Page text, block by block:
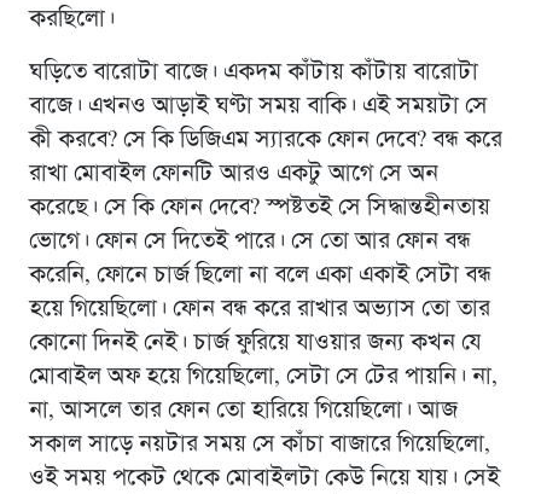
করছিলো।
ঘড়িতে বারোটা বাজে। একদম কাঁটায় কাঁটায় বারোটা
বাজে। এখনও আড়াই ঘণ্টা সময় বাকি। এই সময়টা সে
কী করবে? সে কি ডিজিএম স্যারকে ফোন দেবে? বন্ধ করে
রাখা মোবাইল ফোনটি আরও একটু আগে সে অন
করেছে। সে কি ফোন দেবে? স্পষ্টতই সে সিদ্ধান্তহীনতায়
ভোগে। ফোন সে দিতেই পারে। সে তো আর ফোন বন্ধ
করেনি, ফোনে চার্জ ছিলো না বলে একা একাই সেটা বন্ধ
হয়ে গিয়েছিলো। ফোন বন্ধ করে রাখার অভ্যাস তো তার
কোনো দিনই নেই। চার্জ ফুরিয়ে যাওয়ার জন্য কখন যে
মোবাইল অফ হয়ে গিয়েছিলো, সেটা সে টের পায়নি। না,
না, আসলে তার ফোন তো হারিয়ে গিয়েছিলো। আজ
সকাল সাড়ে নয়টার সময় সে কাঁচা বাজারে গিয়েছিলো,
ওই সময় পকেট থেকে মোবাইলটা কেউ নিয়ে যায়। সেই